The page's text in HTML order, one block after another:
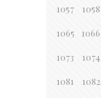
1057 1058
1065 1066
1073 1074
1081 1082